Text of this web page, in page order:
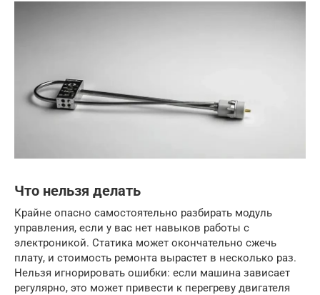
Что нельзя делать
Крайне опасно самостоятельно разбирать модуль
управления, если у вас нет навыков работы с
электроникой. Статика может окончательно сжечь
плату, и стоимость ремонта вырастет в несколько раз.
Нельзя игнорировать ошибки: если машина зависает
регулярно, это может привести к перегреву двигателя